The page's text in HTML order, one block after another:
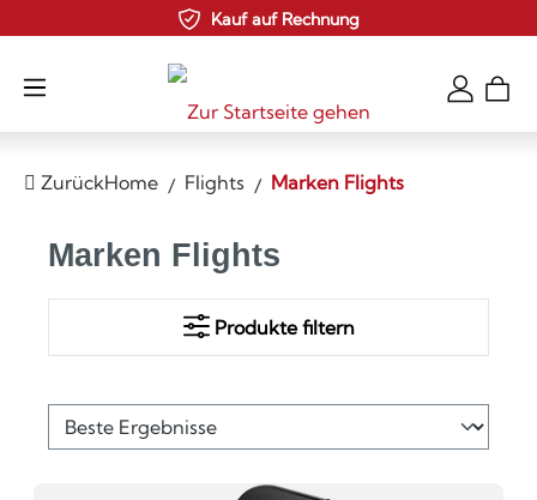
Zum Hauptinhalt springenKauf auf Rechnung
ZurückHome Flights Marken Flights
Marken Flights
Produkte filtern